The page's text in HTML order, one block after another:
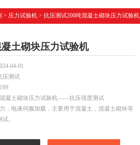
> 压力试验机> 抗压测试200吨混凝土砌块压力试验机
凝土砌块压力试验机
04-01
压测试
凝土砌块压力试验机——抗压强度测试
，电液伺服加载，主要用于混凝土，混凝土砌块等
。